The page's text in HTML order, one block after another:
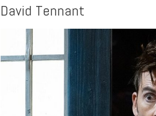
David Tennant